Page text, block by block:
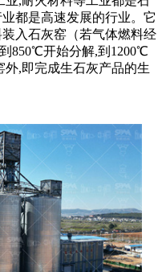
都是高速发展的行业。它
入石灰窑（若气体燃料经
850℃开始分解,到1200℃
外,即完成生石灰产品的生